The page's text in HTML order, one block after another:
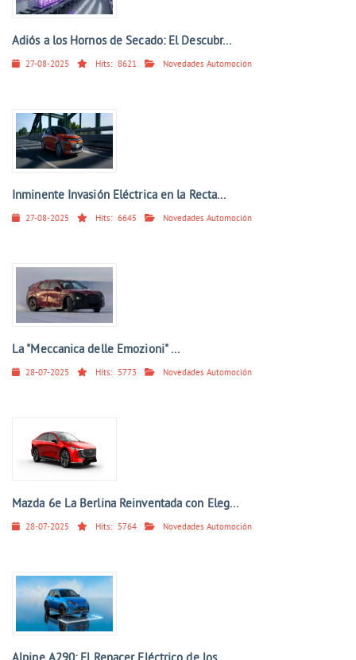
Adiós a los Hornos de Secado: El Descubr...
27-08-2025 Hits: 8621 Novedades Automoción
Inminente Invasión Eléctrica en la Recta...
27-08-2025 Hits: 6645 Novedades Automoción
La "Meccanica delle Emozioni" ...
28-07-2025 Hits: 5773 Novedades Automoción
Mazda 6e La Berlina Reinventada con Eleg...
28-07-2025 Hits: 5764 Novedades Automoción